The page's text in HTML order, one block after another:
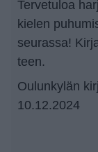
Tervetuloa
kielen
seurassa!
teen.
Oulunkylän
10.12.2024